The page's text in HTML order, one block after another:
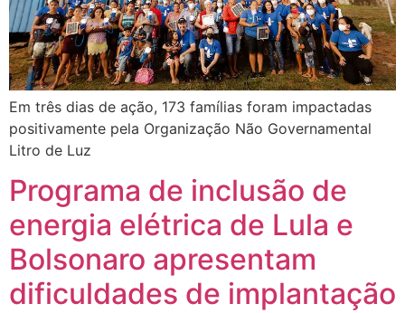
Em três dias de ação, 173 famílias foram impactadas
positivamente pela Organização Não Governamental
Litro de Luz
Programa de inclusão de
energia elétrica de Lula e
Bolsonaro apresentam
dificuldades de implantação